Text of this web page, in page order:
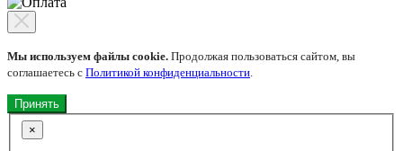
Мы используем файлы cookie. Продолжая пользоваться сайтом, вы
соглашаетесь с Политикой конфиденциальности.
Принять
×